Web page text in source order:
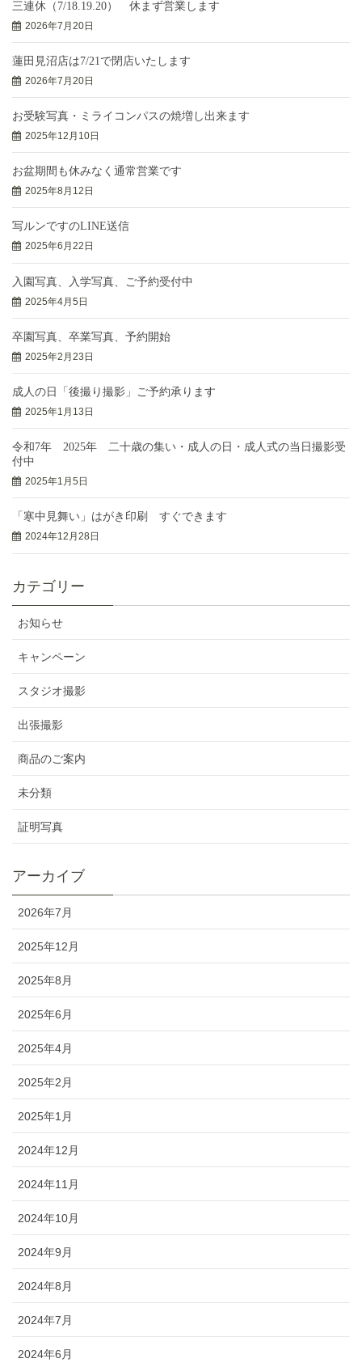
三連休（7/18.19.20） 休まず営業します
2026年7月20日
蓮田見沼店は7/21で閉店いたします
2026年7月20日
お受験写真・ミライコンパスの焼増し出来ます
2025年12月10日
お盆期間も休みなく通常営業です
2025年8月12日
写ルンですのLINE送信
2025年6月22日
入園写真、入学写真、ご予約受付中
2025年4月5日
卒園写真、卒業写真、予約開始
2025年2月23日
成人の日「後撮り撮影」ご予約承ります
2025年1月13日
令和7年 2025年 二十歳の集い・成人の日・成人式の当日撮影受
付中
2025年1月5日
「寒中見舞い」はがき印刷 すぐできます
2024年12月28日
カテゴリー
お知らせ
キャンペーン
スタジオ撮影
出張撮影
商品のご案内
未分類
証明写真
アーカイブ
2026年7月
2025年12月
2025年8月
2025年6月
2025年4月
2025年2月
2025年1月
2024年12月
2024年11月
2024年10月
2024年9月
2024年8月
2024年7月
2024年6月